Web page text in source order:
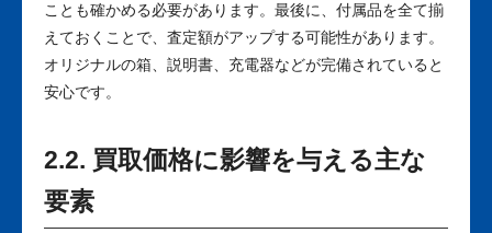
ことも確かめる必要があります。最後に、付属品を全て揃
えておくことで、査定額がアップする可能性があります。
オリジナルの箱、説明書、充電器などが完備されていると
安心です。
2.2. 買取価格に影響を与える主な
要素